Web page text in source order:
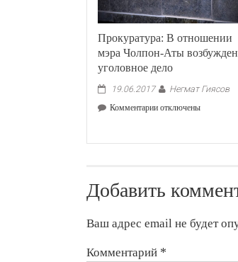
Прокуратура: В отношении
мэра Чолпон-Аты
уголовное дело
19.06.2017 Негмат Гиясов
Комментариик
В
Аты
уголовное
отключены
Добавить
Ваш адрес email не будет
Комментарий *